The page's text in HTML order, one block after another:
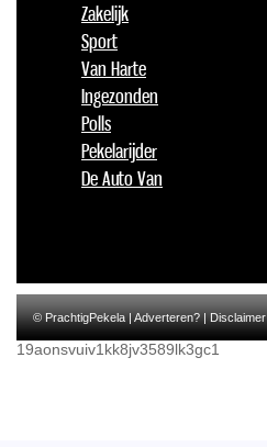
Zakelijk
Sport
Van Harte
Ingezonden
Polls
Pekelarijder
De Auto Van
© PrachtigPekela | Adverteren? Disclaimer
19aonsvuiv1kk8jv3589lk3gc1